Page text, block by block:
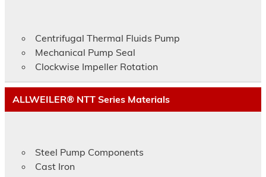
Centrifugal Thermal Fluids Pump
Mechanical Pump Seal
Clockwise Impeller Rotation
ALLWEILER® NTT Series Materials
Steel Pump Components
Cast Iron